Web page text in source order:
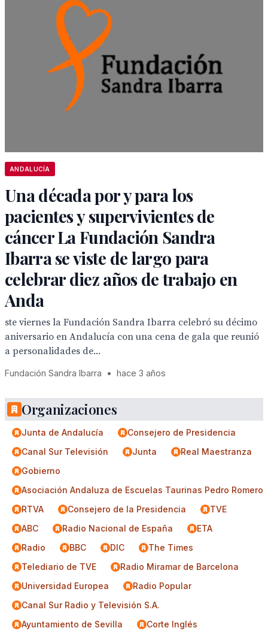
ANDALUCÍA
Una década por y para los
pacientes y supervivientes de
cáncer La Fundación Sandra
Ibarra se viste de largo para
celebrar diez años de trabajo en
Anda
ste viernes la Fundación Sandra Ibarra celebró su décimo
aniversario en Andalucía con una cena de gala que reunió
a personalidades de...
Fundación Sandra Ibarra • hace 3 años
Organizaciones
Junta de Andalucía
Consejero de Presidencia
Canal Sur Televisión
Junta
Real Maestranza
Gobierno
Asociación Andaluza de Escuelas Taurinas Pedro Romero
RTVA
Consejero de la Presidencia
TVE
ABC
Radio Nacional de España
ETA
Radio
BBC DIC
The Times
Telediario de TVE
Radio Miramar de Barcelona
Universidad Europea
Radio Popular
Canal Sur Radio y Televisión S.A.
Ayuntamiento de Sevilla
Corte Inglés